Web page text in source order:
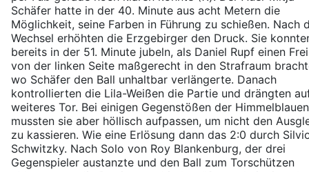
Schäfer hatte in der 40. Minute aus acht Metern die
Möglichkeit, seine Farben in Führung zu schießen. Nach
Wechsel erhöhten die Erzgebirger den Druck. Sie
bereits in der 51. Minute jubeln, als Daniel Rupf einen
von der linken Seite maßgerecht in den Strafraum
wo Schäfer den Ball unhaltbar verlängerte. Danach
kontrollierten die Lila-Weißen die Partie und drängten
weiteres Tor. Bei einigen Gegenstößen der Himmelblauen
mussten sie aber höllisch aufpassen, um nicht den
zu kassieren. Wie eine Erlösung dann das 2:0 durch
Schwitzky. Nach Solo von Roy Blankenburg, der drei
Gegenspieler austanzte und den Ball zum Torschützen